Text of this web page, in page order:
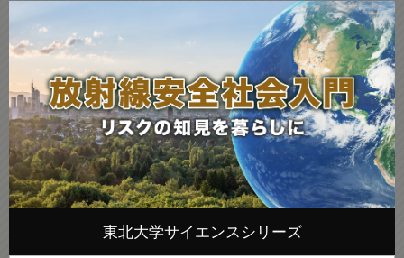
東北大学サイエンスシリーズ